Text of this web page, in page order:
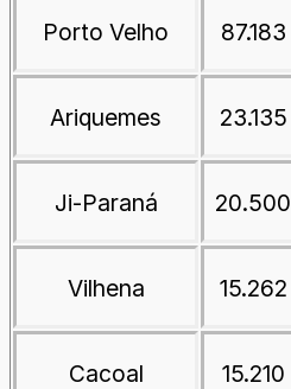
Porto Velho 87.183
Ariquemes 23.135
Ji-Paraná 20.500
Vilhena 15.262
Cacoal 15.210